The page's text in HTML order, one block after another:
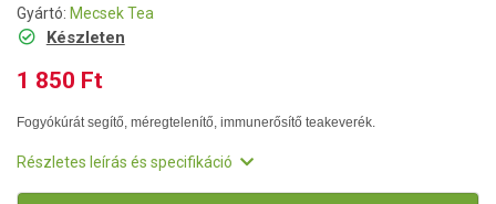
Gyártó: Mecsek Tea
Készleten
1 850 Ft
Fogyókúrát segítő, méregtelenítő, immunerősítő teakeverék.
Részletes leírás és specifikáció